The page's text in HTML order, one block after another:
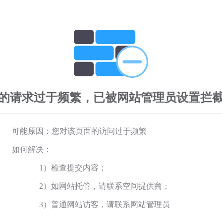
请求过于频繁，已被网站管理员设置拦
可能原因：您对该页面的访问过于频繁
如何解决：
1）检查提交内容；
2）如网站托管，请联系空间提供商；
3）普通网站访客，请联系网站管理员